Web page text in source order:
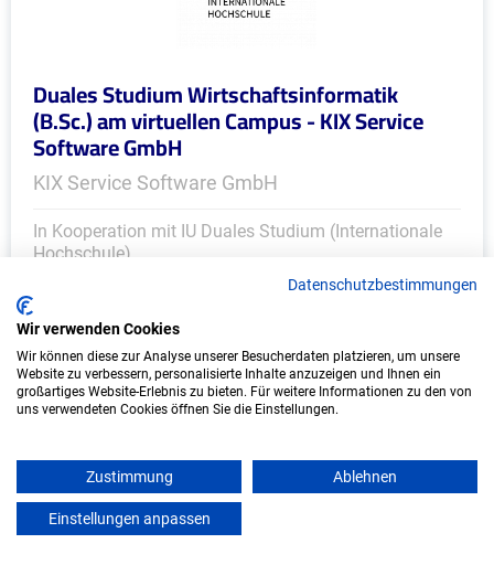
Duales Studium Wirtschaftsinformatik
(B.Sc.) am virtuellen Campus - KIX Service
Software GmbH
KIX Service Software GmbH
In Kooperation mit IU Duales Studium (Internationale
Hochschule)
Start: Oktober 2026
Freie Plätze: 1
Weitere Ausbildungsplätze
Datenschutzbestimmungen
Wir verwenden Cookies
Wir können diese zur Analyse unserer Besucherdaten platzieren, um unsere
Website zu verbessern, personalisierte Inhalte anzuzeigen und Ihnen ein
großartiges Website-Erlebnis zu bieten. Für weitere Informationen zu den von
uns verwendeten Cookies öffnen Sie die Einstellungen.
Zustimmung Ablehnen
Einstellungen anpassen